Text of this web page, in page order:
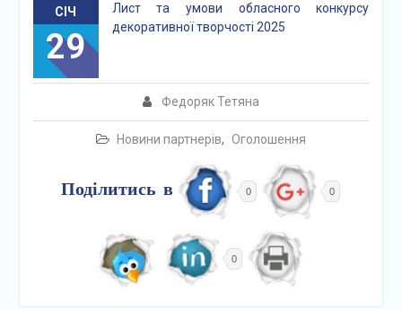
СІЧ
29
Федоряк Тетяна
Новини партнерів, Оголошення
Лист та умови обласного конкурсу
декоративної творчості 2025
Поділитись в 0 0
0